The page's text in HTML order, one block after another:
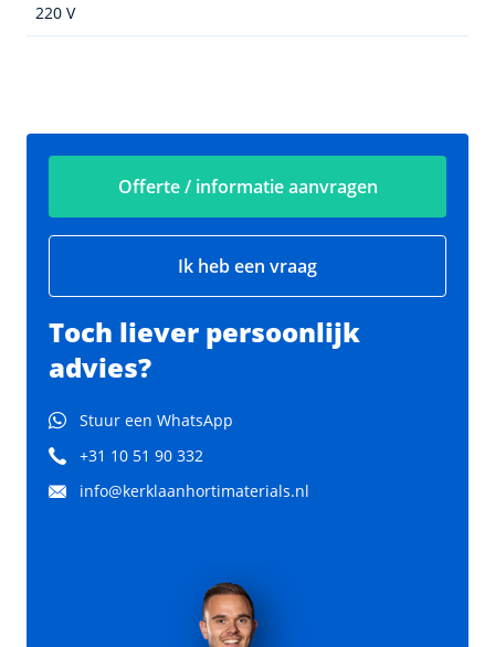
220 V
Offerte / informatie aanvragen
Ik heb een vraag
Toch liever persoonlijk
advies?
Stuur een WhatsApp
+31 10 51 90 332
info@kerklaanhortimaterials.nl